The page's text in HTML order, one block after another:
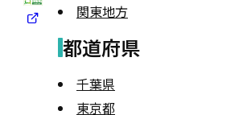
関東地方
都道府県
千葉県
東京都